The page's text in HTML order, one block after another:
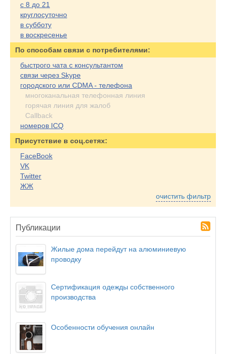
с 8 до 21
круглосуточно
в субботу
в воскресенье
По cпособам связи с потребителями:
быстрого чата с консультантом
связи через Skype
городского или CDMA - телефона
многоканальная телефонная линия
горячая линия для жалоб
Callback
номеров ICQ
Присутствие в соц.сетях:
FaceBook
VK
Twitter
ЖЖ
очистить фильтр
Публикации
Жилые дома перейдут на алюминиевую
проводку
Сертификация одежды собственного
производства
Особенности обучения онлайн